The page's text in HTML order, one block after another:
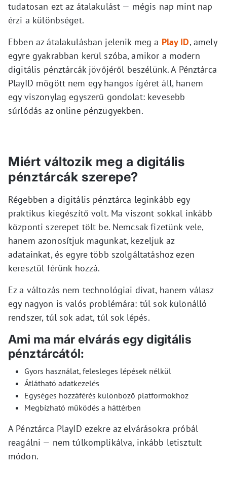
tudatosan ezt az átalakulást — mégis nap mint nap
érzi a különbséget.
Ebben az átalakulásban jelenik meg a Play ID, amely
egyre gyakrabban kerül szóba, amikor a modern
digitális pénztárcák jövőjéről beszélünk. A Pénztárca
PlayID mögött nem egy hangos ígéret áll, hanem
egy viszonylag egyszerű gondolat: kevesebb
súrlódás az online pénzügyekben.
Miért változik meg a digitális
pénztárcák szerepe?
Régebben a digitális pénztárca leginkább egy
praktikus kiegészítő volt. Ma viszont sokkal inkább
központi szerepet tölt be. Nemcsak fizetünk vele,
hanem azonosítjuk magunkat, kezeljük az
adatainkat, és egyre több szolgáltatáshoz ezen
keresztül férünk hozzá.
Ez a változás nem technológiai divat, hanem válasz
egy nagyon is valós problémára: túl sok különálló
rendszer, túl sok adat, túl sok lépés.
Ami ma már elvárás egy digitális
pénztárcától:
Gyors használat, felesleges lépések nélkül
Átlátható adatkezelés
Egységes hozzáférés különböző platformokhoz
Megbízható működés a háttérben
A Pénztárca PlayID ezekre az elvárásokra próbál
reagálni — nem túlkomplikálva, inkább letisztult
módon.